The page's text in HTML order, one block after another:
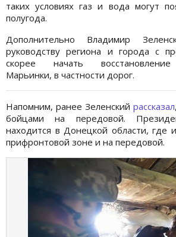
таких условиях газ и вода могут
полугода.
Дополнительно Владимир
руководству региона и города с
скорее начать восстановление
Марьинки, в частности дорог.
Напомним, ранее Зеленский рассказал
бойцами на передовой.
находится в Донецкой области, где
прифронтовой зоне и на передовой.